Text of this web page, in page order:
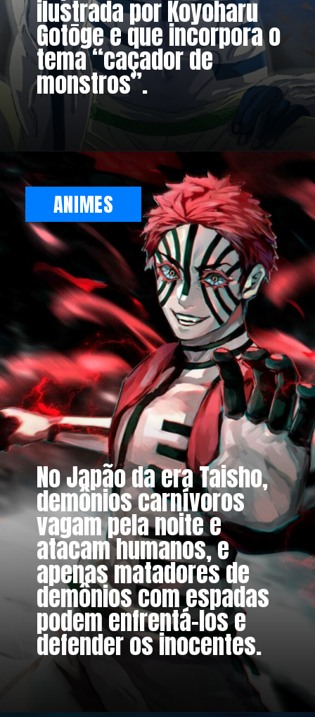
ilustrada por Koyoharu
Gotōge e que incorpora o
tema “caçador de
monstros”.
No Japão da era Taisho,
demônios carnívoros
vagam pela noite e
atacam humanos, e
apenas matadores de
demônios com espadas
podem enfrentá-los e
defender os inocentes.
ANIMES